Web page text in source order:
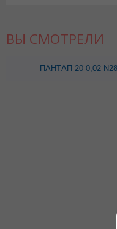
ВЫ СМОТРЕЛИ
ПАНТАП 20 0,02